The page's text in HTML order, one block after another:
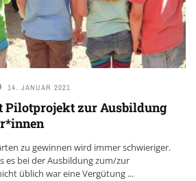
14. JANUAR 2021
Pilotprojekt zur Ausbildung
zu gewinnen wird immer schwieriger.
es bei der Ausbildung zum/zur
üblich war eine Vergütung ...